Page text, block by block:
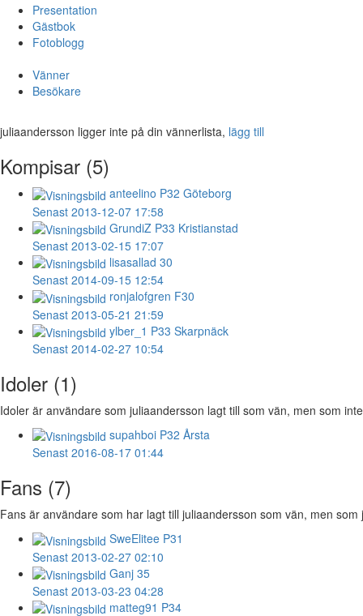
Presentation
Gästbok
Fotoblogg
Vänner
Besökare
juliaandersson ligger inte på din vännerlista, lägg till
Kompisar (5)
anteelino P32 Göteborg
Senast 2013-12-07 17:58
GrundiZ P33 Kristianstad
Senast 2013-02-15 17:07
lisasallad 30
Senast 2014-09-15 12:54
ronjalofgren F30
Senast 2013-05-21 21:59
ylber_1 P33 Skarpnäck
Senast 2014-02-27 10:54
Idoler (1)
Idoler är användare som juliaandersson lagt till som vän, men som
supahboi P32 Årsta
Senast 2016-08-17 01:44
Fans (7)
Fans är användare som har lagt till juliaandersson som vän, men
SweElitee P31
Senast 2013-02-27 02:10
Ganj 35
Senast 2013-03-23 04:28
matteg91 P34